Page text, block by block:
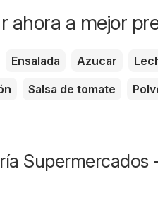
ahora a mejor
Ensalada Azucar
Salsa de tomate
Supermercados